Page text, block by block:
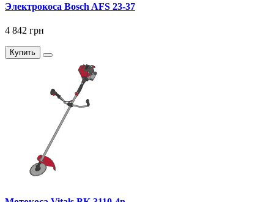
Электрокоса Bosch AFS 23-37
4 842 грн
Купить